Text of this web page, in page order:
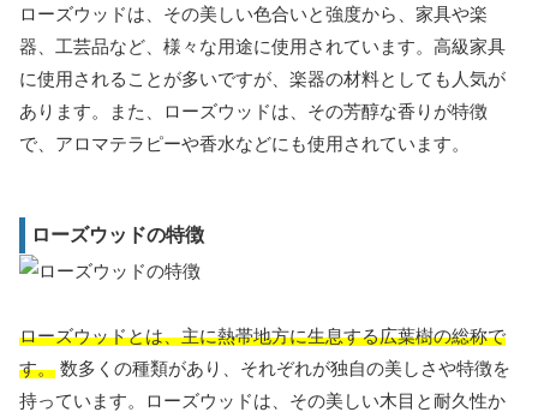
ローズウッドは、その美しい色合いと強度から、家具や楽
器、工芸品など、様々な用途に使用されています。高級家具
に使用されることが多いですが、楽器の材料としても人気が
あります。また、ローズウッドは、その芳醇な香りが特徴
で、アロマテラピーや香水などにも使用されています。
ローズウッドの特徴
ローズウッドとは、主に熱帯地方に生息する広葉樹の総称で
す。 数多くの種類があり、それぞれが独自の美しさや特徴を
持っています。ローズウッドは、その美しい木目と耐久性か